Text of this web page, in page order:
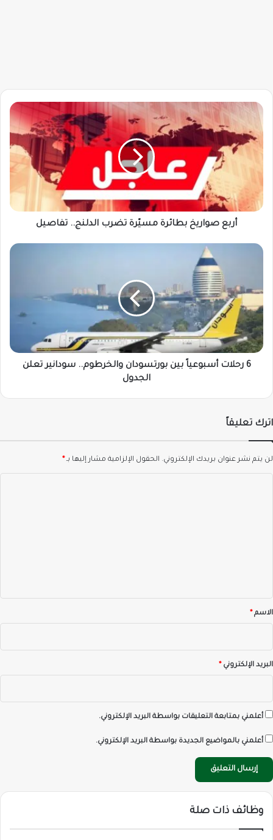
أربع
صواريخ
بطائرة
مسيّرة
الدلنج..
أربع صواريخ بطائرة مسيّرة تضرب الدلنج.. تفاصيل
6
بورتسودان
والخرطوم..
سودانير
تعلن
الجدول
6 رحلات أسبوعياً بين بورتسودان والخرطوم.. سودانير تعلن
الجدول
اترك تعليقاً
لن يتم نشر عنوان بريدك الإلكتروني. الحقول الإلزامية مشار إليها بـ*
*الاسم*
البريد الإلكتروني*
أعلمني بمتابعة التعليقات بواسطة البريد الإلكتروني.
أعلمني بالمواضيع الجديدة بواسطة البريد الإلكتروني.
وظائف ذات صلة